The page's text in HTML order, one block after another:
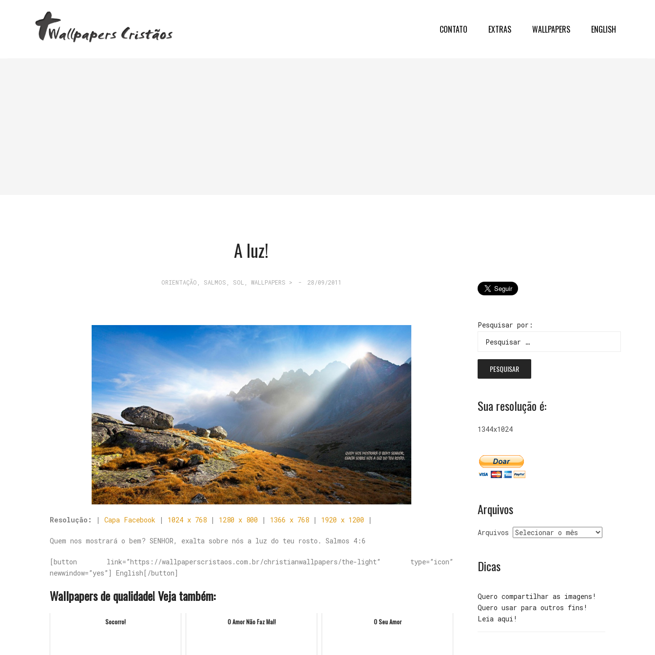
CONTATO EXTRAS WALLPAPERS ENGLISH
A luz!
ORIENTAÇÃO SALMOS SOL WALLPAPERS > - 28/09/2011
Resolução: | Capa Facebook | 1024 x 768 | 1280 x 800 | 1366 x 768 | 1920 x 1200 |
Quem nos mostrará o bem? SENHOR, exalta sobre nós a luz do teu rosto. Salmos 4:6
[button link=”https://wallpaperscristaos.com.br/christianwallpapers/the-light” type=”icon”
newwindow=”yes”] English[/button]
Wallpapers de qualidade! Veja também:
Socorro! O Amor Não Faz Mal! O Seu Amor
Pesquisar por:
Sua resolução é:
1344x1024
Arquivos
Arquivos
Dicas
Quero compartilhar as imagens!
Quero usar para outros fins!
Leia aqui!